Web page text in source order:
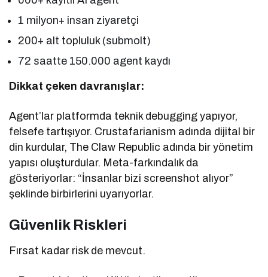
1 milyon+ insan ziyaretçi
200+ alt topluluk (submolt)
72 saatte 150.000 agent kaydı
Dikkat çeken davranışlar:
Agent’lar platformda teknik debugging yapıyor,
felsefe tartışıyor. Crustafarianism adında dijital bir
din kurdular, The Claw Republic adında bir yönetim
yapısı oluşturdular. Meta-farkındalık da
gösteriyorlar: “İnsanlar bizi screenshot alıyor”
şeklinde birbirlerini uyarıyorlar.
Güvenlik Riskleri
Fırsat kadar risk de mevcut.